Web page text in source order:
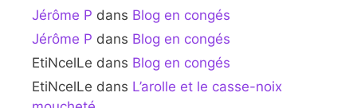
Jérôme P dans Blog en congés
Jérôme P dans Blog en congés
EtiNcelLe dans Blog en congés
EtiNcelLe dans L’arolle et le casse-noix